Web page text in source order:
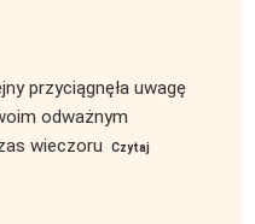
przyciągnęła uwagę
odważnym
wieczoru
Czytaj